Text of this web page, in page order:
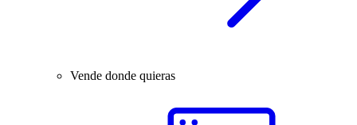
Vende donde quieras